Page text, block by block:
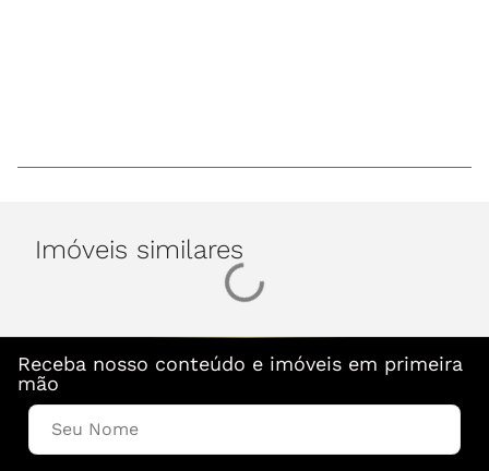
Imóveis similares
Receba nosso conteúdo e imóveis em primeira
mão